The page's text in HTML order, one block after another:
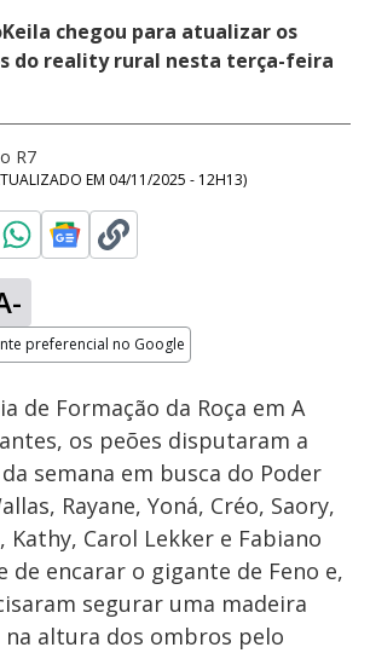
chegou para atualizar os
do reality rural nesta terça-feira
R7
EM 04/11/2025 - 12H13)
preferencial no Google
de Formação da Roça em A
os peões disputaram a
semana em busca do Poder
Rayane, Yoná, Créo, Saory,
Kathy, Carol Lekker e Fabiano
de encarar o gigante de Feno e,
segurar uma madeira
na altura dos ombros pelo